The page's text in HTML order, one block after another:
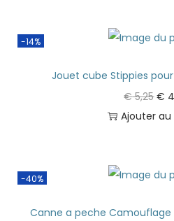
-14%
Jouet cube Stippies
€5,25 €
Ajouter
-40%
Canne a peche